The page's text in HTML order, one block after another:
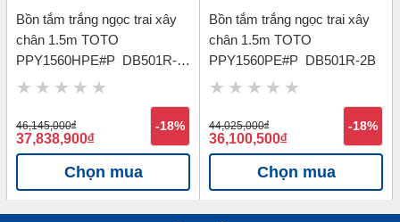
Bồn tắm trắng ngọc trai xây
chân 1.5m TOTO
PPY1560HPE#P_DB501R-
2B
46,145,000đ
37,838,900đ
-18%
Chọn mua
Bồn tắm trắng ngọc trai xây
chân 1.5m TOTO
PPY1560PE#P_DB501R-2B
44,025,000đ
36,100,500đ
-18%
Chọn mua